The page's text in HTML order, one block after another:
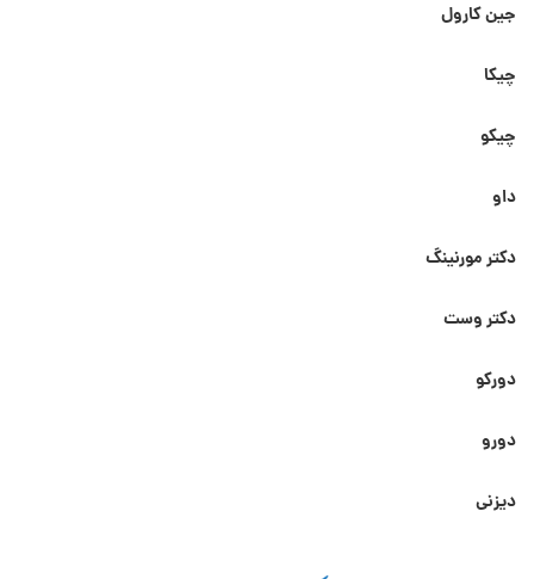
جین کارول
چیکا
چیکو
داو
دکتر مورنینگ
دکتر وست
دورکو
دورو
دیزنی